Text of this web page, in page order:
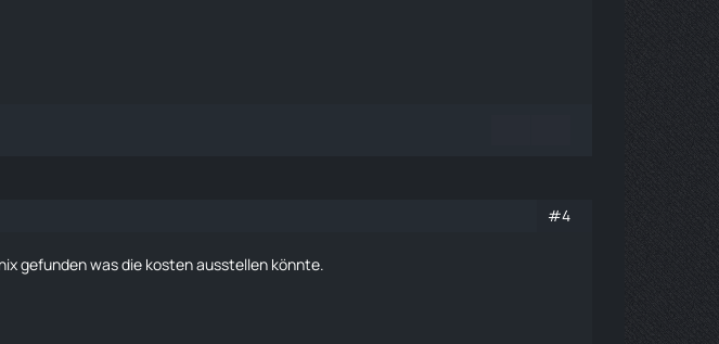
#4
gefunden was die kosten ausstellen könnte.